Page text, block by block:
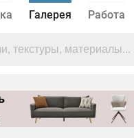
Галерея Работа